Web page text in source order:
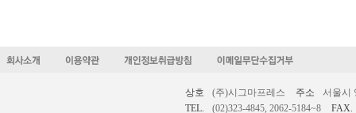
상호 (주)시그마프레스 주소
서울시
TEL.
(02)323-4845, 2062-5184~8
FAX.